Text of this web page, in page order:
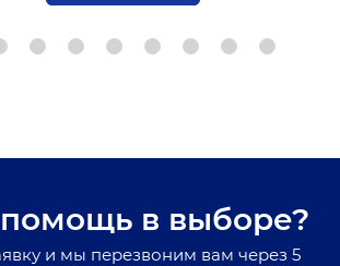
в выборе?
и мы перезвоним вам через 5